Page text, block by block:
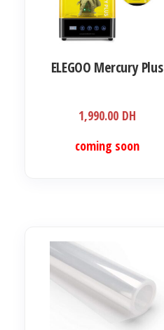
ELEGOO Mercury Plus
1,990.00 DH
coming soon